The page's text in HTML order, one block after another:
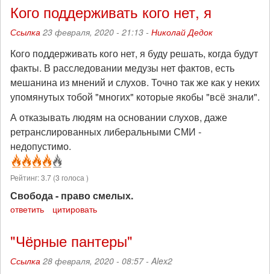
Кого поддерживать кого нет, я
Ссылка 23 февраля, 2020 - 21:13 - Николай Дедок
Кого поддерживать кого нет, я буду решать, когда будут
факты. В расследовании медузы нет фактов, есть
мешанина из мнений и слухов. Точно так же как у неких
упомянутых тобой "многих" которые якобы "всё знали".
А отказывать людям на основании слухов, даже
ретранслированных либеральными СМИ -
недопустимо.
Рейтинг:3.7 (3 голоса )
Свобода - право смелых.
ответить цитировать
"Чёрные пантеры"
Ссылка 28 февраля, 2020 - 08:57 - Alex2